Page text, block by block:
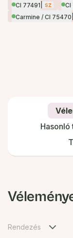
CI 77491
sz CI
Carmine / CI 75470
Rendezés